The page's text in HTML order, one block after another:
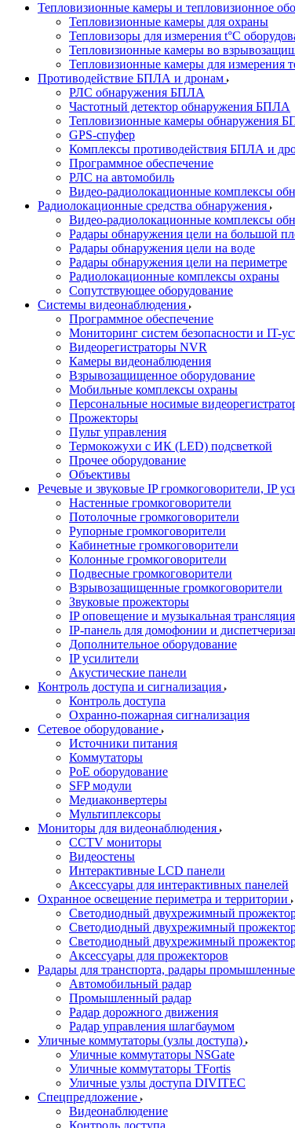
Тепловизионные камеры и тепловизионное
Тепловизионные камеры для охраны
Тепловизоры для измерения t°С
Тепловизионные камеры во
Тепловизионные камеры для измерения
Противодействие БПЛА и дронам
РЛС обнаружения БПЛА
Частотный детектор обнаружения БПЛА
Тепловизионные камеры обнаружения
GPS-спуфер
Комплексы противодействия БПЛА и
Программное обеспечение
РЛС на автомобиль
Видео-радиолокационные комплексы
Радиолокационные средства обнаружения
Видео-радиолокационные комплексы
Радары обнаружения цели на большой
Радары обнаружения цели на воде
Радары обнаружения цели на периметре
Радиолокационные комплексы охраны
Сопутствующее оборудование
Системы видеонаблюдения
Программное обеспечение
Мониторинг систем безопасности и IT-
Видеорегистраторы NVR
Камеры видеонаблюдения
Взрывозащищенное оборудование
Мобильные комплексы охраны
Персональные носимые
Прожекторы
Пульт управления
Термокожухи с ИК (LED) подсветкой
Прочее оборудование
Объективы
Речевые и звуковые IP громкоговорители, IP
Настенные громкоговорители
Потолочные громкоговорители
Рупорные громкоговорители
Кабинетные громкоговорители
Колонные громкоговорители
Подвесные громкоговорители
Взрывозащищенные громкоговорители
Звуковые прожекторы
IP оповещение и музыкальная трансляция
IP-панель для домофонии и
Дополнительное оборудование
IP усилители
Акустические панели
Контроль доступа и сигнализация
Контроль доступа
Охранно-пожарная сигнализация
Сетевое оборудование
Источники питания
Коммутаторы
PoE оборудование
SFP модули
Медиаконвертеры
Мультиплексоры
Мониторы для видеонаблюдения
CCTV мониторы
Видеостены
Интерактивные LCD панели
Аксессуары для интерактивных панелей
Охранное освещение периметра и территории
Светодиодный двухрежимный
Светодиодный двухрежимный
Светодиодный двухрежимный
Аксессуары для прожекторов
Радары для транспорта, радары промышленные
Автомобильный радар
Промышленный радар
Радар дорожного движения
Радар управления шлагбаумом
Уличные коммутаторы (узлы доступа)
Уличные коммутаторы NSGate
Уличные коммутаторы TFortis
Уличные узлы доступа DIVITEC
Спецпредложение
Видеонаблюдение
Контроль доступа